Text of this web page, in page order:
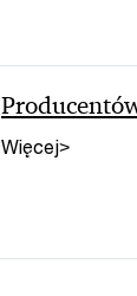
Więcej>